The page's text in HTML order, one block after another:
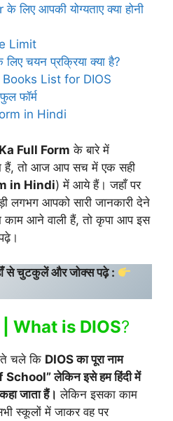
लिए आपकी योग्यताए क्या होनी
Limit
चयन प्रक्रिया क्या है?
List for DIOS
फॉर्म
in Hindi
Full Form के बारे में
हैं, तो आज आप सच में एक सही
in Hindi) में आये हैं। जहाँ पर
आपको सारी जानकारी देने
काम आने वाली हैं, तो कृपा आप इस
से चुटकुलें और जोक्स पढ़े :
| What is DIOS?
चले कि DIOS का पूरा नाम
लेकिन इसे हम हिंदी में
कहा जाता हैं। लेकिन इसका काम
स्कूलों में जाकर वह पर